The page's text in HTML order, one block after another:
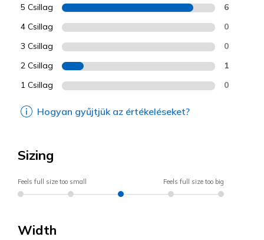
5 Csillag 6
4 Csillag 0
3 Csillag 0
2 Csillag 1
1 Csillag 0
Hogyan gyűjtjük az értékeléseket?
Sizing
Feels full size too small Feels full size too big
Width